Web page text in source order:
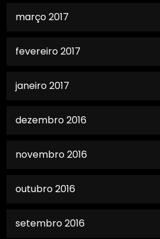
março 2017
fevereiro 2017
janeiro 2017
dezembro 2016
novembro 2016
outubro 2016
setembro 2016